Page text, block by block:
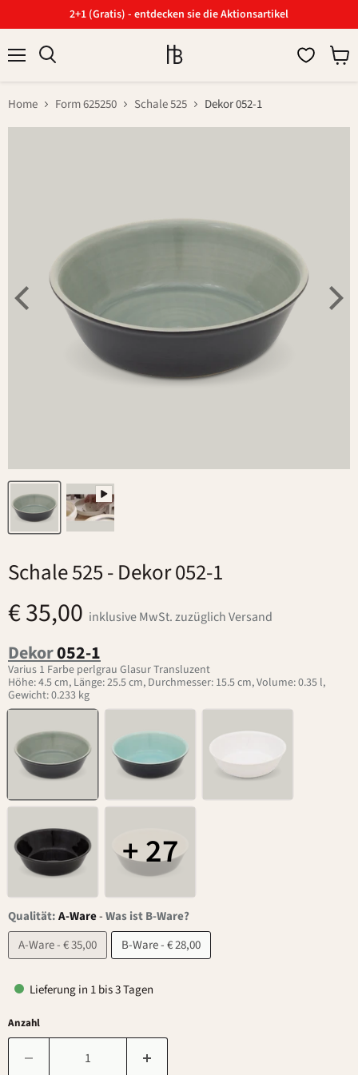
2+1 (Gratis) - entdecken sie die Aktionsartikel
Home Form 625250 Schale 525 Dekor 052-1
Schale 525- Dekor 052-1
€ 35,00 inklusive MwSt. zuzüglich Versand
Dekor052-1
Varius 1 Farbe perlgrau Glasur Transluzent
Höhe: 4.5 cm, Länge: 25.5 cm, Durchmesser: 15.5 cm, Volume: 0.35 l,
Gewicht: 0.233 kg
+ 27
Qualität:A-Ware-Was ist B-Ware?
A-Ware - € 35,00
B-Ware - € 28,00
Lieferung in 1 bis 3 Tagen
Anzahl